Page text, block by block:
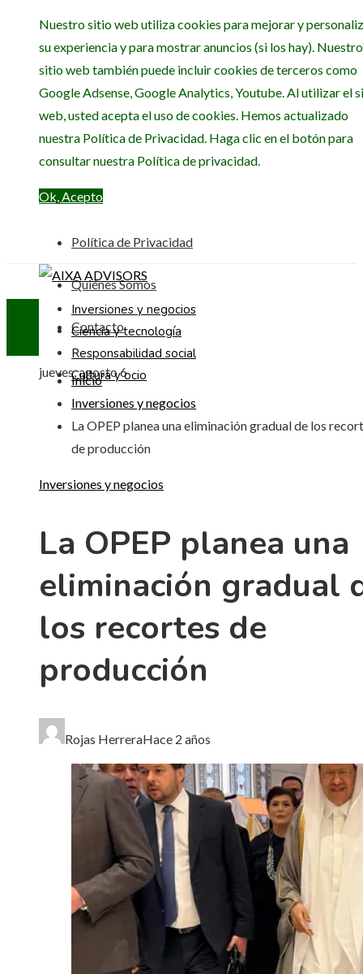
Nuestro sitio web utiliza cookies para mejorar y
su experiencia y para mostrar anuncios (si los hay). Nuestro
sitio web también puede incluir cookies de terceros como
Google Adsense, Google Analytics, Youtube. Al utilizar el
web, usted acepta el uso de cookies. Hemos actualizado
nuestra Política de Privacidad. Haga clic en el botón para
consultar nuestra Política de privacidad.
Ok, Acepto
Política de Privacidad
Quiénes Somos
Contacto
jueves, agosto 6
Inversiones y negocios
Ciencia y tecnología
Responsabilidad social
Cultura y ocio
Inicio
Inversiones y negocios
La OPEP planea una eliminación gradual de los
de producción
Inversiones y negocios
La OPEP planea una
eliminación gradual
los recortes de
producción
Rojas HerreraHace 2 años